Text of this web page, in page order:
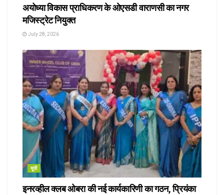
अयोध्या विकास प्राधिकरण के ओएसडी वाराणसी का नगर
मजिस्ट्रेट नियुक्त
July 28, 2026
यूपी
इनरव्हील क्लब ओबरा की नई कार्यकारिणी का गठन, प्रियंका